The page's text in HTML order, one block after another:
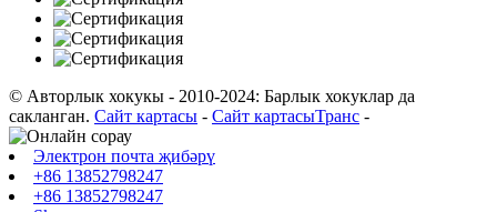
© Авторлык хокукы - 2010-2024: Барлык хокуклар да
сакланган. Сайт картасы - Сайт картасыТранс -
Электрон почта җибәрү
+86 13852798247
+86 13852798247